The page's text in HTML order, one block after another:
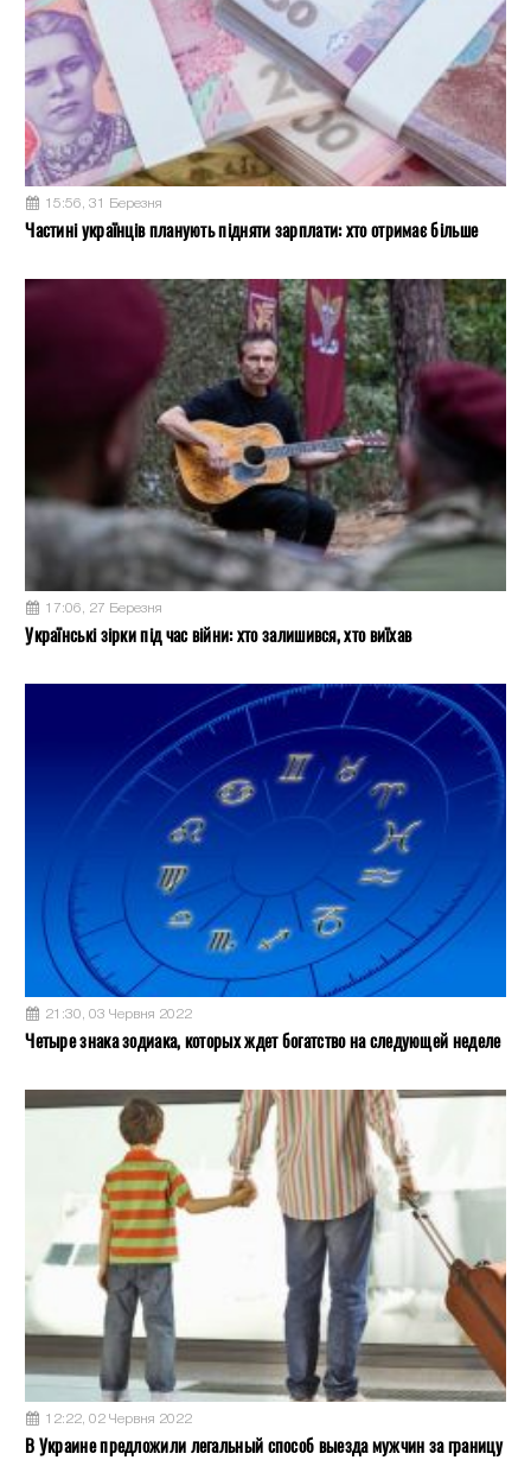
15:56, 31 Березня
Частині українців планують підняти зарплати: хто отримає більше
17:06, 27 Березня
Українські зірки під час війни: хто залишився, хто виїхав
21:30, 03 Червня 2022
Четыре знака зодиака, которых ждет богатство на следующей неделе
12:22, 02 Червня 2022
В Украине предложили легальный способ выезда мужчин за границу